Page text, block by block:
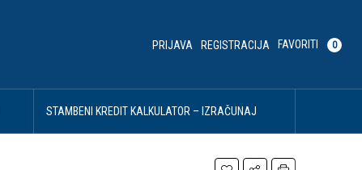
PRIJAVA REGISTRACIJA FAVORITI 0
STAMBENI KREDIT KALKULATOR – IZRAČUNAJ